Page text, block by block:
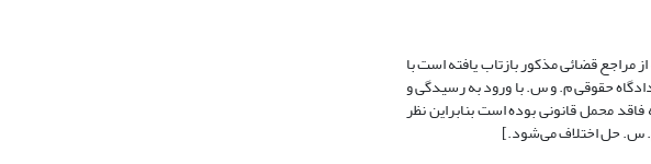
قضائی مذکور بازتاب یافته است با
است و دادگاه حقوقی م. و س. با ورود به رسیدگی و
محمل قانونی بوده است بنابراین نظر